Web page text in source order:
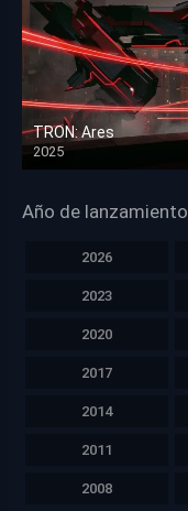
TRON: Ares
2025
HD 1080p
Año de lanzamiento
2026
2023
2020
2017
2014
2011
2008